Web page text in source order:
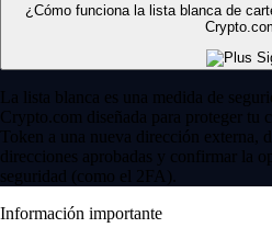
¿Cómo funciona la lista blanca de
La lista blanca es una medida de
Crypto.com diseñada para proteger tu
Token a una nueva dirección externa,
direcciones aprobadas y confirmar la
seguridad (como el 2FA).
Información importante